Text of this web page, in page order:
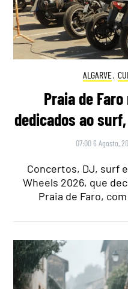
ALGARVE,
Praia de
dedicados ao
07:00 6 Agosto,
Concertos, DJ, surf
Wheels 2026, que
Praia de Faro,